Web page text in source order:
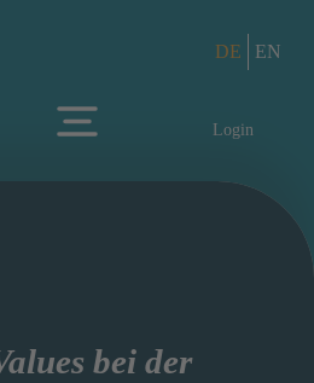
Login
DE EN
bei der